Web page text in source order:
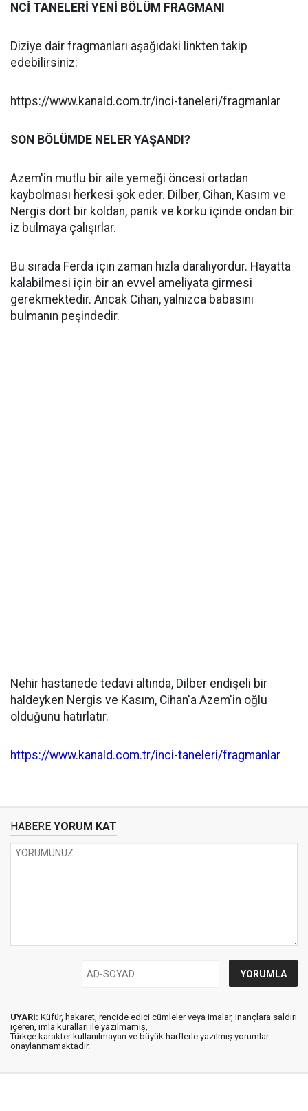
NCİ TANELERİ YENİ BÖLÜM FRAGMANI
Diziye dair fragmanları aşağıdaki linkten takip
edebilirsiniz:
https://www.kanald.com.tr/inci-taneleri/fragmanlar
SON BÖLÜMDE NELER YAŞANDI?
Azem'in mutlu bir aile yemeği öncesi ortadan
kaybolması herkesi şok eder. Dilber, Cihan, Kasım ve
Nergis dört bir koldan, panik ve korku içinde ondan bir
iz bulmaya çalışırlar.
Bu sırada Ferda için zaman hızla daralıyordur. Hayatta
kalabilmesi için bir an evvel ameliyata girmesi
gerekmektedir. Ancak Cihan, yalnızca babasını
bulmanın peşindedir.
Nehir hastanede tedavi altında, Dilber endişeli bir
haldeyken Nergis ve Kasım, Cihan'a Azem'in oğlu
olduğunu hatırlatır.
https://www.kanald.com.tr/inci-taneleri/fragmanlar
HABERE YORUM KAT
UYARI: Küfür, hakaret, rencide edici cümleler veya imalar, inançlara saldırı
içeren, imla kuralları ile yazılmamış,
Türkçe karakter kullanılmayan ve büyük harflerle yazılmış yorumlar
onaylanmamaktadır.